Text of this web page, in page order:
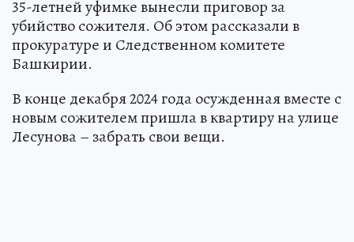
35-летней уфимке вынесли приговор за
убийство сожителя. Об этом рассказали в
прокуратуре и Следственном комитете
Башкирии.
В конце декабря 2024 года осужденная вместе с
новым сожителем пришла в квартиру на улице
Лесунова – забрать свои вещи.